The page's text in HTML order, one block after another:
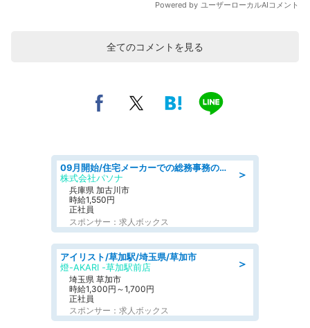
全てのコメントを見る
＞
09月開始/住宅メーカーでの総務事務のお仕事/駅近/車通勤可/一般事務/人事労務
株式会社パソナ
兵庫県 加古川市
時給1,550円
正社員
スポンサー：求人ボックス
＞
アイリスト/草加駅/埼玉県/草加市
燈-AKARI -草加駅前店
埼玉県 草加市
時給1,300円～1,700円
正社員
スポンサー：求人ボックス